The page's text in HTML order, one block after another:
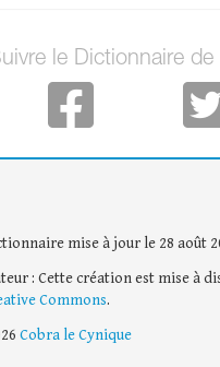
le Dictionnaire de
mise à jour le 28 août
: Cette création est mise à
Commons.
Cobra le Cynique